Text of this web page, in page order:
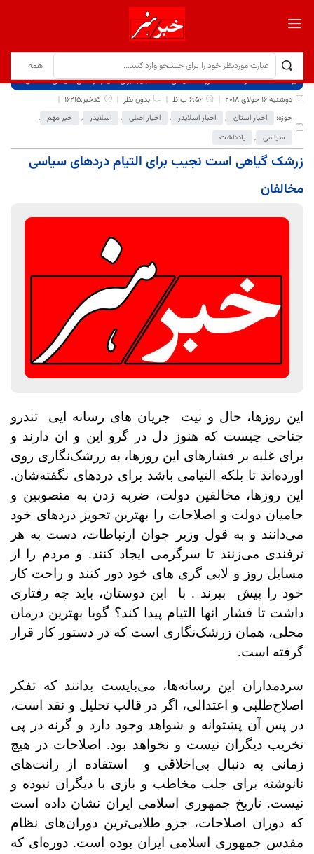
برگ نخست نوشته‌ها
زرشک گیاهی است نجیب برای التیام دردهای سیاسی مخالفان
دوشنبه 16 جولای 2018
6:56 ب.ظ بدون نظر
کدخبر:16215
حوزه:
اخبار استان , اخبار اسلایدر , اخبار اصلی , اسلایدر , خبر مهم ,
سیاسی , یادداشت
زرشک گیاهی است نجیب برای التیام دردهای سیاسی
مخالفان
این روزها، حال و نیت جریان های رسانه ایی تندرو
جناحی چیست که هنوز دل در گرو این و ان دارند و
برای غلبه بر فشارهای این روزها، به زرشک‌نگاری روی
اورده‌اند تا بلکه التیامی باشد برای دردهای نگفته‌شان.
این روزها، مخالفین دولت، ضربه زدن به منصوبین و
حامیان دولت و اصلاحات را بهترین تجویز دردهای خود
می‌دانند و به قول وزیر جوان ارتباطات، دست به هر
ترفندی می‌زنند تا سرگرمی ایجاد کنند. و مردم را از
مسایل روز و لابی گری های خود دور کنند و راحت کار
خود را پیش
ببرند . با
این دوستان، باید چه رفتاری
داشت تا فشار انها التیام پیدا کند؟ گویا بهترین درمان
محلی، همان زرشک‌نگاری است که در دستور کار قرار
گرفته است.
سردمداران این رسانه‌ها، می‌بایست بدانند که تفکر
اصلاح‌طلبی و اعتدالی، اگر در قالب تحلیل و نقد است،
در پس آن ‌پشتوانه و شواهد وجود دارد و گرنه در پی
تخریب دیگران نیست و نخواهد بود. اصلاحات در هیچ
زمانی به دنبال بی‌اخلاقی و
استفاده از رانت‌های
نانوشته برای جلب مخاطب و بازی با دیگران نبوده و
نیست. تاریخ جمهوری اسلامی ایران نشان داده است
که دوران اصلاحات، جزو طلایی‌ترین دوران‌های نظام
مقدس جمهوری اسلامی ایران بوده است. دوره‌‌ای که